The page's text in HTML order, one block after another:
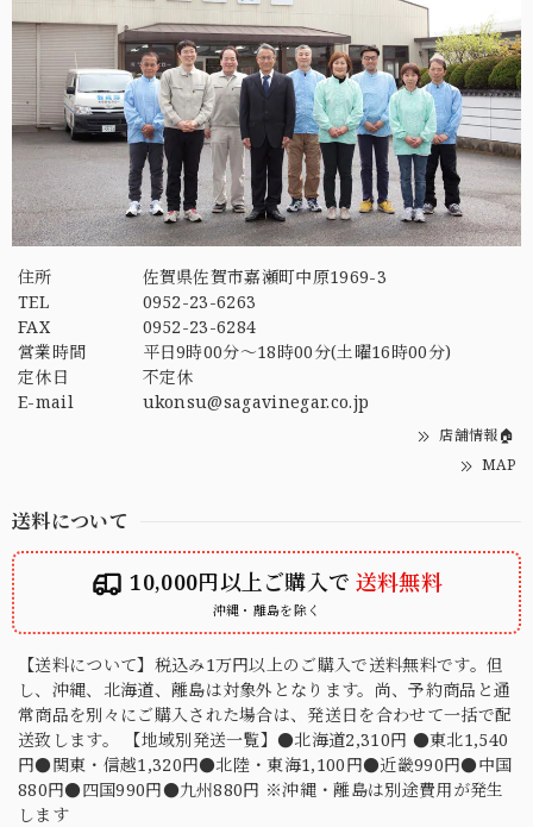
住所
佐賀県佐賀市嘉瀬町中原1969-3
TEL
0952-23-6263
FAX
0952-23-6284
営業時間
平日9時00分～18時00分(土曜16時00分)
定休日
不定休
E-mail
ukonsu@sagavinegar.co.jp
店舗情報🏠
MAP
送料について
10,000円以上ご購入で 送料無料
沖縄・離島を除く
【送料について】税込み1万円以上のご購入で送料無料です。但
し、沖縄、北海道、離島は対象外となります。尚、予約商品と通
常商品を別々にご購入された場合は、発送日を合わせて一括で配
送致します。 【地域別発送一覧】●北海道2,310円 ●東北1,540
円●関東・信越1,320円●北陸・東海1,100円●近畿990円●中国
880円●四国990円●九州880円 ※沖縄・離島は別途費用が発生
します